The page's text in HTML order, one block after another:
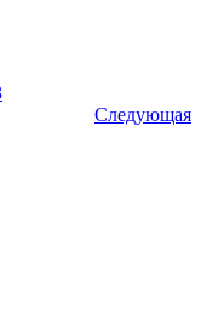
Следующая